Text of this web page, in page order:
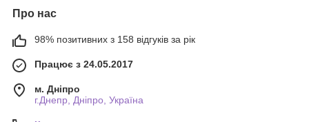
Про нас
98% позитивних з 158 відгуків за рік
Працює з 24.05.2017
м. Дніпро
г.Днепр, Дніпро, Україна